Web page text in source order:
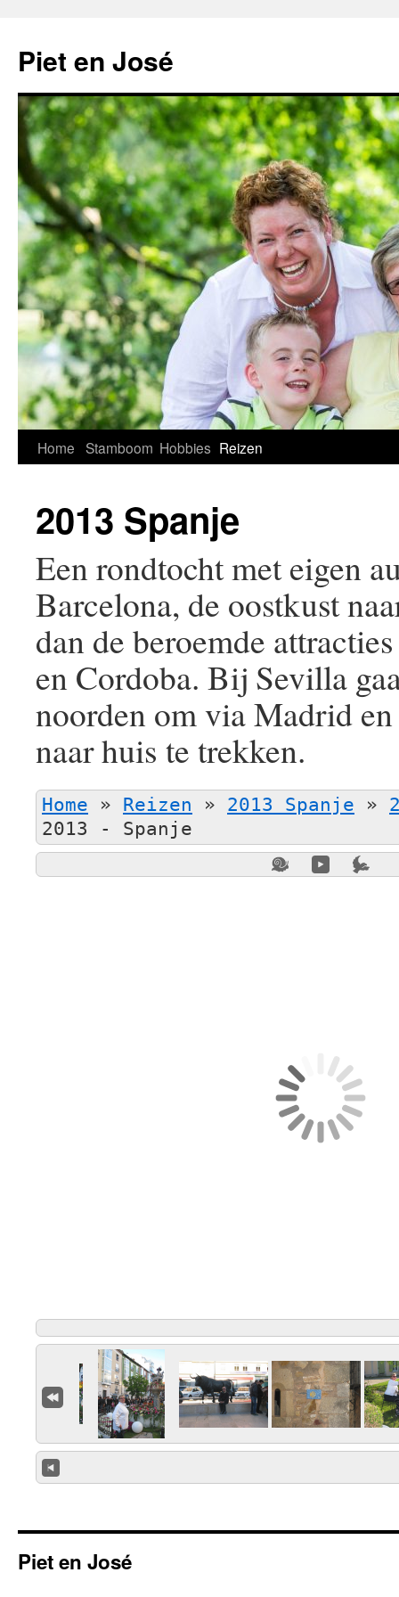
de
inhoud
Piet en José
Home Stamboom Hobbies Reizen
2013 Spanje
Een rondtocht met eigen
Barcelona, de oostkust
dan de beroemde
en Cordoba. Bij Sevilla
noorden om via Madrid
naar huis te trekken.
Home » Reizen » 2013 Spanje »
2013 - Spanje
Piet en José